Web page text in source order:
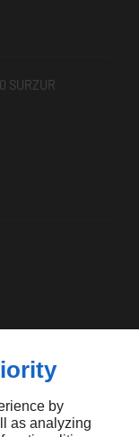
SURZUR
by
as analyzing